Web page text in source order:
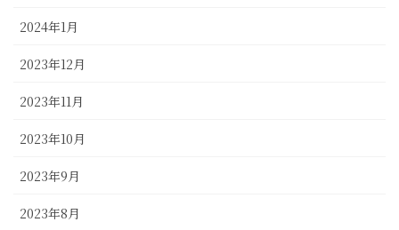
2024年1月
2023年12月
2023年11月
2023年10月
2023年9月
2023年8月